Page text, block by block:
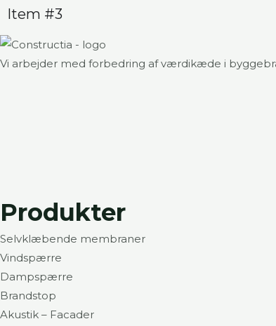
Item #3
Vi arbejder med forbedring af værdikæde i
Produkter
Selvklæbende membraner
Vindspærre
Dampspærre
Brandstop
Akustik – Facader